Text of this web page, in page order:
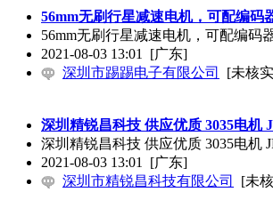
56mm无刷行星减速电机，可配编码
56mm无刷行星减速电机，可配编码
2021-08-03 13:01 [广东]
深圳市踢踢电子有限公司
[未核
深圳精锐昌科技 供应优质 3035电机
深圳精锐昌科技 供应优质 3035电机
2021-08-03 13:01 [广东]
深圳市精锐昌科技有限公司
[未